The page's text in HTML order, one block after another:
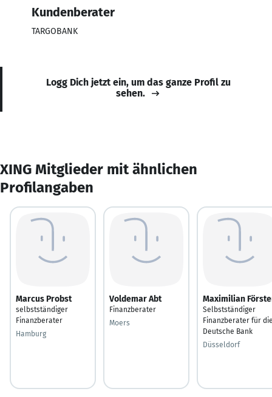
Kundenberater
TARGOBANK
Logg Dich jetzt ein, um das ganze Profil zu
sehen.
XING Mitglieder mit ähnlichen
Profilangaben
Marcus Probst
selbstständiger
Finanzberater
Hamburg
Voldemar Abt
Finanzberater
Moers
Maximilian
Selbstständiger
Finanzberater für
Deutsche Bank
Düsseldorf